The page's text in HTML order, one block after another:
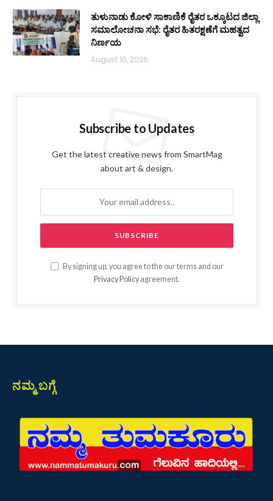
ತುಳುನಾಡು ಕೋಳಿ ಸಾಕಾಣಿಕೆ ರೈತರ ಒಕ್ಕೂಟದ ಜಿಲ್ಲಾ
ಸಮಾಲೋಚನಾ ಸಭೆ: ರೈತರ ಹಿತರಕ್ಷಣೆಗೆ ಮಹತ್ವದ
ನಿರ್ಣಯ
August 10, 2026
Subscribe to Updates
Get the latest creative news from SmartMag
about art & design.
By signing up, you agree to the our terms and our
Privacy Policy agreement.
ನಮ್ಮ ಬಗ್ಗೆ